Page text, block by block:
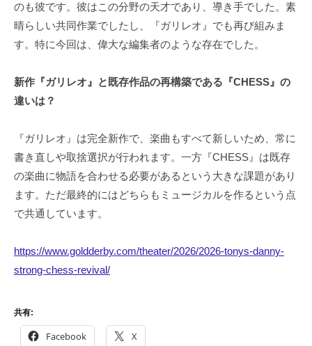
のも彼です。彼はこの分野の天才であり、導き手でした。素
晴らしい共同作業でしたし、『ガリレオ』でも再び組みま
す。特に今回は、偉大な編集者のような存在でした。
新作『ガリレオ』と既存作品の再構築である『CHESS』の
違いは？
『ガリレオ』は完全新作で、楽曲もすべて新しいため、常に
書き直しや取捨選択が行われます。一方『CHESS』は既存
の楽曲に物語を合わせる必要があるという大きな課題があり
ます。ただ最終的にはどちらもミュージカルを作るという点
で共通しています。
https://www.goldderby.com/theater/2026/2026-tonys-danny-
strong-chess-revival/
共有:
Facebook X